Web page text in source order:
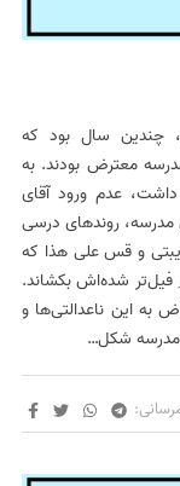
چندین سال بود که
معترض بودند. به
عدم ورود آقای
مدرسه، روندهای درسی
و قس علی هذا که
فیل‌تر شده‌اش بکشاند.
به این ناعدالتی‌ها و
مدرسه شکل…